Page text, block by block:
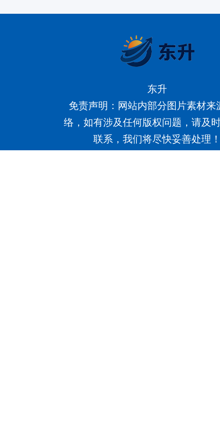
东升
免责声明：网站内部分图片素材来
络，如有涉及任何版权问题，请及
联系，我们将尽快妥善处理